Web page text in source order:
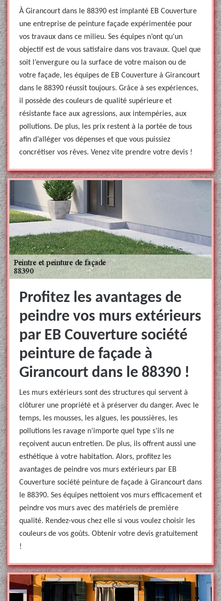
À Girancourt dans le 88390 est implanté EB Couverture
une entreprise de peinture façade expérimentée pour
vos travaux dans ce milieu. Ses équipes n’ont qu’un
objectif est de vous satisfaire dans vos travaux. Quel que
soit l’envergure ou la surface de votre maison ou de
votre façade, les équipes de EB Couverture à Girancourt
dans le 88390 réussit toujours. Grâce à ses expériences,
il possède des couleurs de qualité supérieure et
résistante face aux agressions, aux intempéries, aux
pollutions. De plus, les prix restent à la portée de tous
afin d’alléger vos dépenses et que vous puissiez
concrétiser vos rêves. Venez vite prendre votre devis !
Profitez les avantages de
peindre vos murs extérieurs
par EB Couverture société
peinture de façade à
Girancourt dans le 88390 !
Les murs extérieurs sont des structures qui servent à
clôturer une propriété et à préserver du danger. Avec le
temps, les mousses, les algues, les poussières, les
pollutions les ravage n’importe quel type s’ils ne
reçoivent aucun entretien. De plus, ils offrent aussi une
esthétique à votre habitation. Alors, profitez les
avantages de peindre vos murs extérieurs par EB
Couverture société peinture de façade à Girancourt dans
le 88390. Ses équipes nettoient vos murs efficacement et
peindre vos murs avec des matériels de première
qualité. Rendez-vous chez elle si vous voulez choisir les
couleurs de vos goûts. Obtenir votre devis gratuitement
!